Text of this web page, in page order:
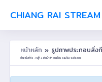
CHIANG RAI
หน้าหลัก » รูปภาพประกอบสิ่
ตำแหน่งที่ตั้ง : หมู่ที่ 4 เด่นป่าสัก ต.แม่จัน อ.แม่จัน จ.เชียงราย